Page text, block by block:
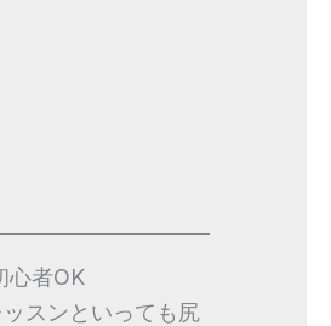
心者OK
スンといっても尻